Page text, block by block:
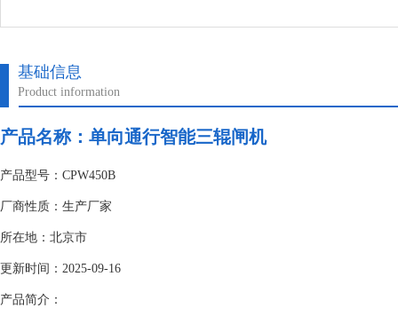
基础信息
Product information
产品名称： 单向通行智能三辊闸机
产品型号：CPW450B
厂商性质：生产厂家
所在地：北京市
更新时间：2025-09-16
产品简介：